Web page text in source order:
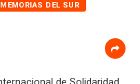
MEMORIAS DEL SUR